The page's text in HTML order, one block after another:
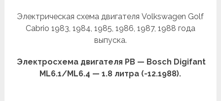
Электрическая схема двигателя Volkswagen Golf
Cabrio 1983, 1984, 1985, 1986, 1987, 1988 года
выпуска.
Электросхема двигателя PB — Bosch Digifant
ML6.1/ML6.4 — 1.8 литра (-12.1988).